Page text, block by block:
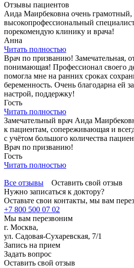
Отзывы пациентов
Аида Маирбековна очень грамотный,
высокопрофессиональный
порекомендую клинику и врача!
Анна
Читать полностью
Врач по призванию! Замечательная,
понимающая! Профессионал своего
помогла мне на ранних сроках
беременность. Очень благодарна ей
настрой, поддержку!
Гость
Читать полностью
Замечательный врач Аида
к пациентам, сопереживающая и
с учётом большого количества
Врач по призванию!
Гость
Читать полностью
Все отзывы
Оставить свой отзыв
Нужно записаться к доктору?
Оставьте свои контакты, мы вам
+7 800 500 07 02
Мы вам перезвоним
г. Москва,
ул. Садовая-Сухаревская, 7/1
Запись на прием
Задать вопрос
Оставить свой отзыв